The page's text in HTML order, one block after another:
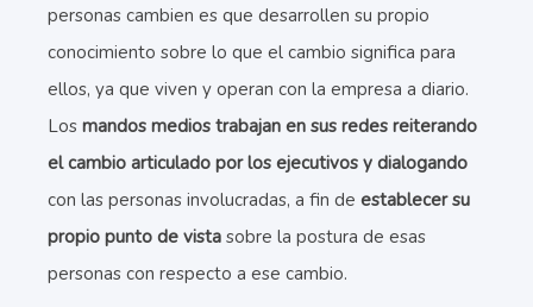
personas cambien es que desarrollen su propio
conocimiento sobre lo que el cambio significa para
ellos, ya que viven y operan con la empresa a diario.
Los mandos medios trabajan en sus redes reiterando
el cambio articulado por los ejecutivos y dialogando
con las personas involucradas, a fin de establecer su
propio punto de vista sobre la postura de esas
personas con respecto a ese cambio.